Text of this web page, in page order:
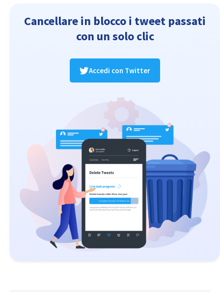
Cancellare in blocco i tweet passati
con un solo clic
Accedi con Twitter